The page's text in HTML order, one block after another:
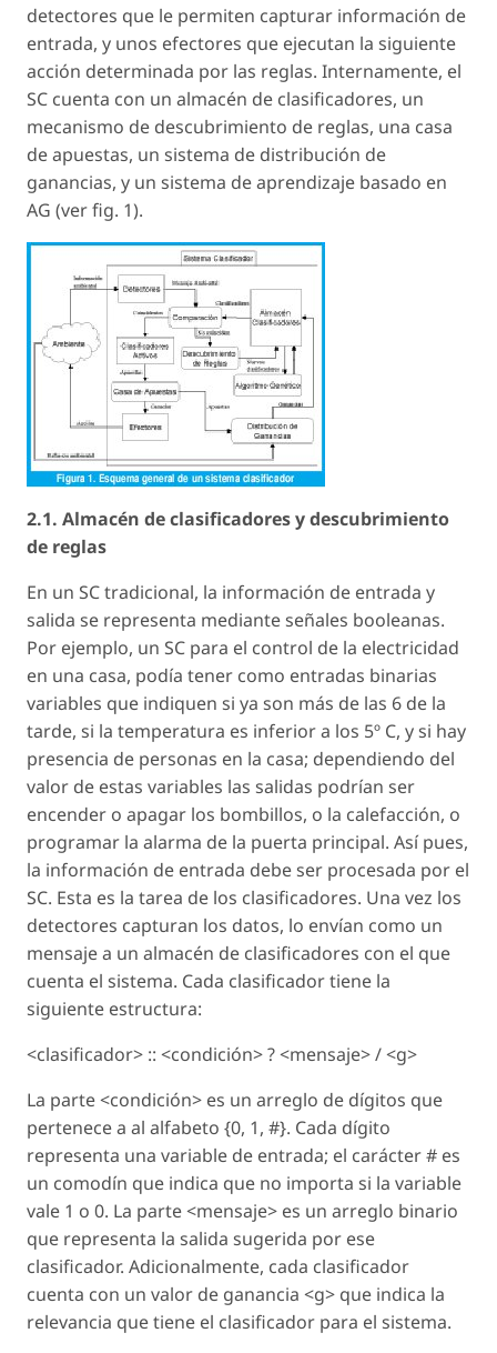
detectores que le permiten capturar información de
entrada, y unos efectores que ejecutan la siguiente
acción determinada por las reglas. Internamente, el
SC cuenta con un almacén de clasificadores, un
mecanismo de descubrimiento de reglas, una casa
de apuestas, un sistema de distribución de
ganancias, y un sistema de aprendizaje basado en
AG (ver fig. 1).
2.1. Almacén de clasificadores y descubrimiento
de reglas
En un SC tradicional, la información de entrada y
salida se representa mediante señales booleanas.
Por ejemplo, un SC para el control de la electricidad
en una casa, podía tener como entradas binarias
variables que indiquen si ya son más de las 6 de la
tarde, si la temperatura es inferior a los 5º C, y si hay
presencia de personas en la casa; dependiendo del
valor de estas variables las salidas podrían ser
encender o apagar los bombillos, o la calefacción, o
programar la alarma de la puerta principal. Así pues,
la información de entrada debe ser procesada por el
SC. Esta es la tarea de los clasificadores. Una vez los
detectores capturan los datos, lo envían como un
mensaje a un almacén de clasificadores con el que
cuenta el sistema. Cada clasificador tiene la
siguiente estructura:
<clasificador> :: <condición> ? <mensaje> / <g>
La parte <condición> es un arreglo de dígitos que
pertenece a al alfabeto {0, 1, #}. Cada dígito
representa una variable de entrada; el carácter # es
un comodín que indica que no importa si la variable
vale 1 o 0. La parte <mensaje> es un arreglo binario
que representa la salida sugerida por ese
clasificador. Adicionalmente, cada clasificador
cuenta con un valor de ganancia <g> que indica la
relevancia que tiene el clasificador para el sistema.